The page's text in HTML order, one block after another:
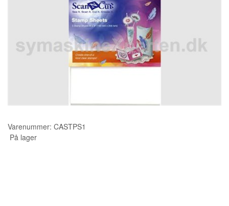
BRUGTE/DEMO
MASKIN TILBEHØR
KURSER
SCANNCUT
Varenummer: CASTPS1
På lager